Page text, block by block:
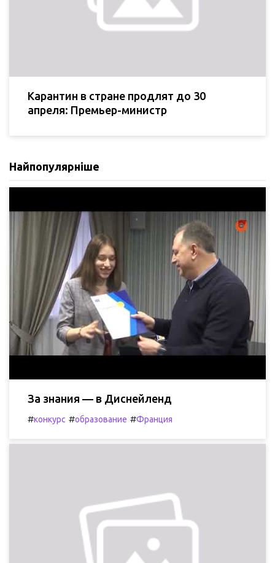
Карантин в стране продлят до 30
апреля: Премьер-министр
Найпопулярніше
За знания — в Диснейленд
#конкурс #образование #Франция